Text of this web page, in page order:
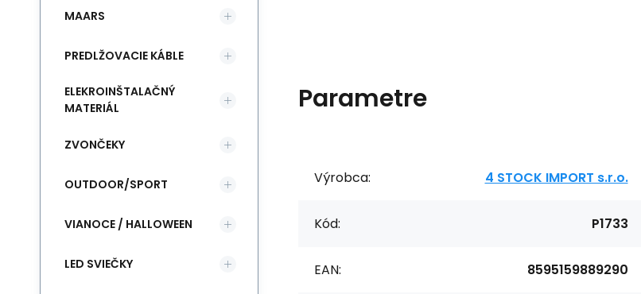
Parametre
Výrobca: 4 STOCK IMPORT s.r.o.
Kód: P1733
EAN: 8595159889290
MAARS
PREDLŽOVACIE KÁBLE
ELEKROINŠTALAČNÝ
MATERIÁL
ZVONČEKY
OUTDOOR/SPORT
VIANOCE / HALLOWEEN
LED SVIEČKY